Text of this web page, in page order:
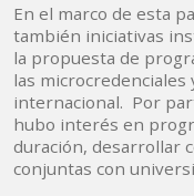
En el marco de esta
también iniciativas
la propuesta de
las
internacional. Por
hubo interés en
duración, desarrollar
conjuntas con